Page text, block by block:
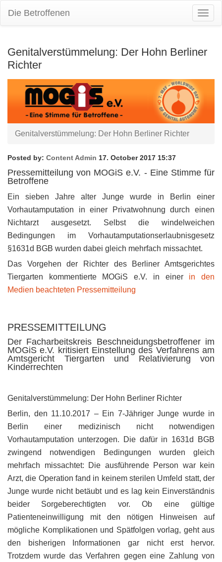
Die Betroffenen
Genitalverstümmelung: Der Hohn Berliner
Richter
Genitalverstümmelung: Der Hohn Berliner Richter
Posted by: Content Admin 17. October 2017 15:37
Pressemitteilung von MOGiS e.V. - Eine Stimme für
Betroffene
Ein sieben Jahre alter Junge wurde in Berlin einer
Vorhautamputation in einer Privatwohnung durch einen
Nichtarzt ausgesetzt. Selbst die windelweichen
Bedingungen im Vorhautamputationserlaubnisgesetz
§1631d BGB wurden dabei gleich mehrfach missachtet.
Das Vorgehen der Richter des Berliner Amtsgerichtes
Tiergarten kommentierte MOGiS e.V. in einer in den
Medien beachteten Pressemitteilung
PRESSEMITTEILUNG
Der Facharbeitskreis Beschneidungsbetroffener im
MOGiS e.V. kritisiert Einstellung des Verfahrens am
Amtsgericht Tiergarten und Relativierung von
Kinderrechten
Genitalverstümmelung: Der Hohn Berliner Richter
Berlin, den 11.10.2017 – Ein 7-Jähriger Junge wurde in
Berlin einer medizinisch nicht notwendigen
Vorhautamputation unterzogen. Die dafür in 1631d BGB
zwingend notwendigen Bedingungen wurden gleich
mehrfach missachtet: Die ausführende Person war kein
Arzt, die Operation fand in keinem sterilen Umfeld statt, der
Junge wurde nicht betäubt und es lag kein Einverständnis
beider Sorgeberechtigten vor. Ob eine gültige
Patienteneinwilligung mit den nötigen Hinweisen auf
mögliche Komplikationen und Spätfolgen vorlag, geht aus
den bisherigen Informationen gar nicht erst hervor.
Trotzdem wurde das Verfahren gegen eine Zahlung von